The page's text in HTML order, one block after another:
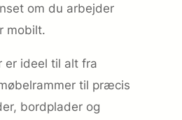
om du arbejder
mobilt.
er ideel til alt fra
til præcis
bordplader og